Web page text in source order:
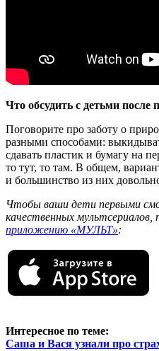
Что обсудить с детьми после
Поговорите про заботу о
разными способами:
сдавать пластик и бумагу на
то тут, то там. В общем,
и большинство из них
Чтобы ваши дети первыми
качественных мультсериалов,
приложению «МУЛЬТ»:
Интересное по теме:
Саша и Вася узнали про